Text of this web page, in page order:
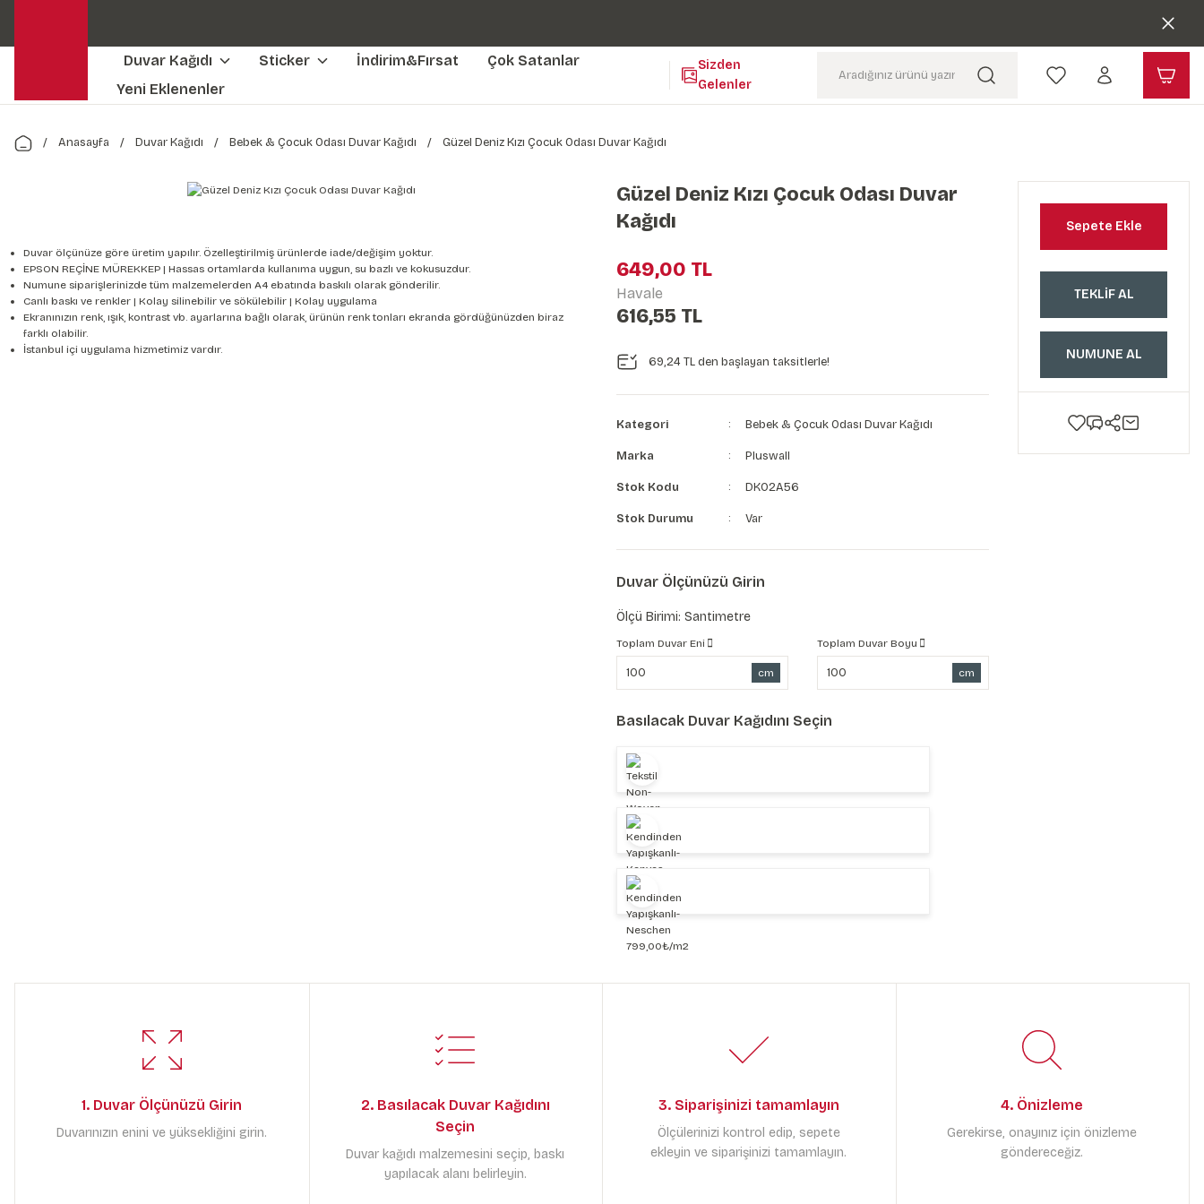
Kendinden Yapışkanlı Kolay Uygulanan Duvar Kağıtları😇
Duvar Kağıdı Sticker İndirim&Fırsat
Çok Satanlar
Yeni Eklenenler
Sizden
Gelenler
Anasayfa Duvar Kağıdı Bebek & Çocuk Odası Duvar Kağıdı Güzel Deniz Kızı Çocuk Odası Duvar Kağıdı
Duvar ölçünüze göre üretim yapılır. Özelleştirilmiş ürünlerde iade/değişim yoktur.
EPSON REÇİNE MÜREKKEP | Hassas ortamlarda kullanıma uygun, su bazlı ve kokusuzdur.
Numune siparişlerinizde tüm malzemelerden A4 ebatında baskılı olarak gönderilir.
Canlı baskı ve renkler | Kolay silinebilir ve sökülebilir | Kolay uygulama
Ekranınızın renk, ışık, kontrast vb. ayarlarına bağlı olarak, ürünün renk tonları ekranda gördüğünüzden biraz
farklı olabilir.
İstanbul içi uygulama hizmetimiz vardır.
Güzel Deniz Kızı Çocuk Odası Duvar
Kağıdı
649,00 TL
Havale
616,55 TL
69,24 TL den başlayan taksitlerle!
Kategori Bebek & Çocuk Odası Duvar Kağıdı
Marka Pluswall
Stok Kodu DK02A56
Stok Durumu Var
Duvar Ölçünüzü Girin
Ölçü Birimi: Santimetre
Toplam Duvar Eni
cm
Toplam Duvar Boyu
cm
Basılacak Duvar Kağıdını Seçin
Sepete Ekle
TEKLİF AL
NUMUNE AL
1. Duvar Ölçünüzü Girin
Duvarınızın enini ve yüksekliğini girin.
2. Basılacak Duvar Kağıdını
Seçin
Duvar kağıdı malzemesini seçip, baskı
yapılacak alanı belirleyin.
3. Siparişinizi tamamlayın
Ölçülerinizi kontrol edip, sepete
ekleyin ve siparişinizi tamamlayın.
4. Önizleme
Gerekirse, onayınız için önizleme
göndereceğiz.